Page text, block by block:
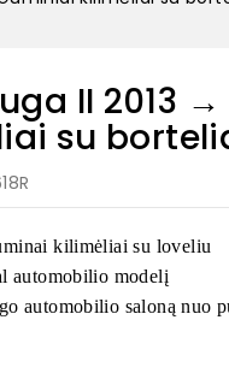
II 2013
su
kilimėliai su loveliu
automobilio modelį
automobilio saloną nuo